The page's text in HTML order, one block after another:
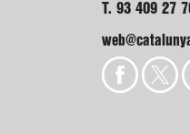
T. 93 409 27